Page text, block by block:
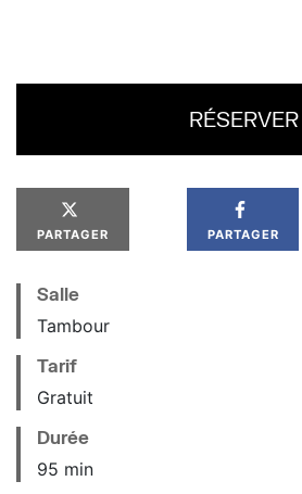
RÉSERVER
PARTAGER PARTAGER
Salle
Tambour
Tarif
Gratuit
Durée
95 min